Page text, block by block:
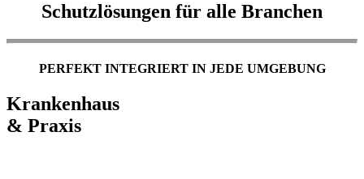
Schutzlösungen für alle Branchen
PERFEKT INTEGRIERT IN JEDE UMGEBUNG
Krankenhaus
& Praxis